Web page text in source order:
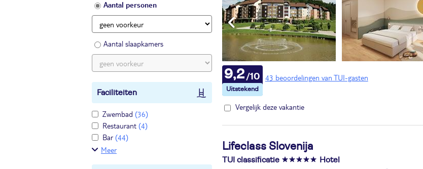
Aantal personen
Aantal slaapkamers
Faciliteiten
Zwembad (36)
Restaurant (4)
Bar(44)
Meer
43 beoordelingen van TUI-gasten
9,2
Vergelijk deze vakantie
Lifeclass Slovenija
TUI classificatie Hotel